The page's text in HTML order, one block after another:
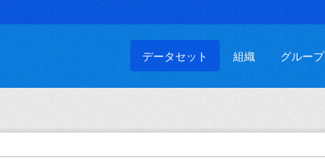
データセット 組織 グループ